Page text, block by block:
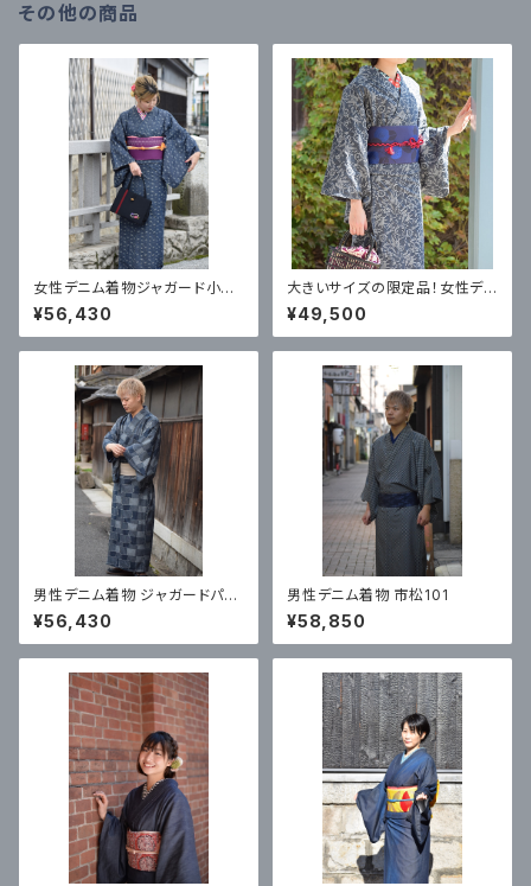
その他の商品
女性デニム着物ジャガード小花
柄
¥56,430
大きいサイズの限定品！女性デニ
ム着物ジャガード鳳凰花
¥49,500
男性デニム着物 ジャガードパッ
チワーク柄
¥56,430
男性デニム着物 市松101
¥58,850